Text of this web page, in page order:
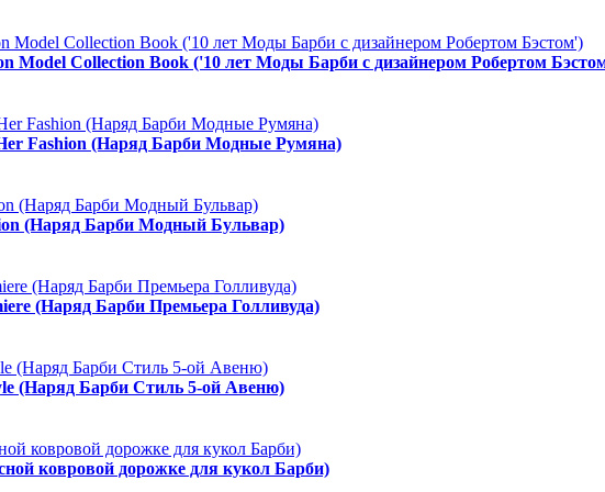
Model Collection Book ('10 лет Моды Барби с дизайнером Робертом
Fashion (Наряд Барби Модные Румяна)
(Наряд Барби Модный Бульвар)
(Наряд Барби Премьера Голливуда)
(Наряд Барби Стиль 5-ой Авеню)
ковровой дорожке для кукол Барби)